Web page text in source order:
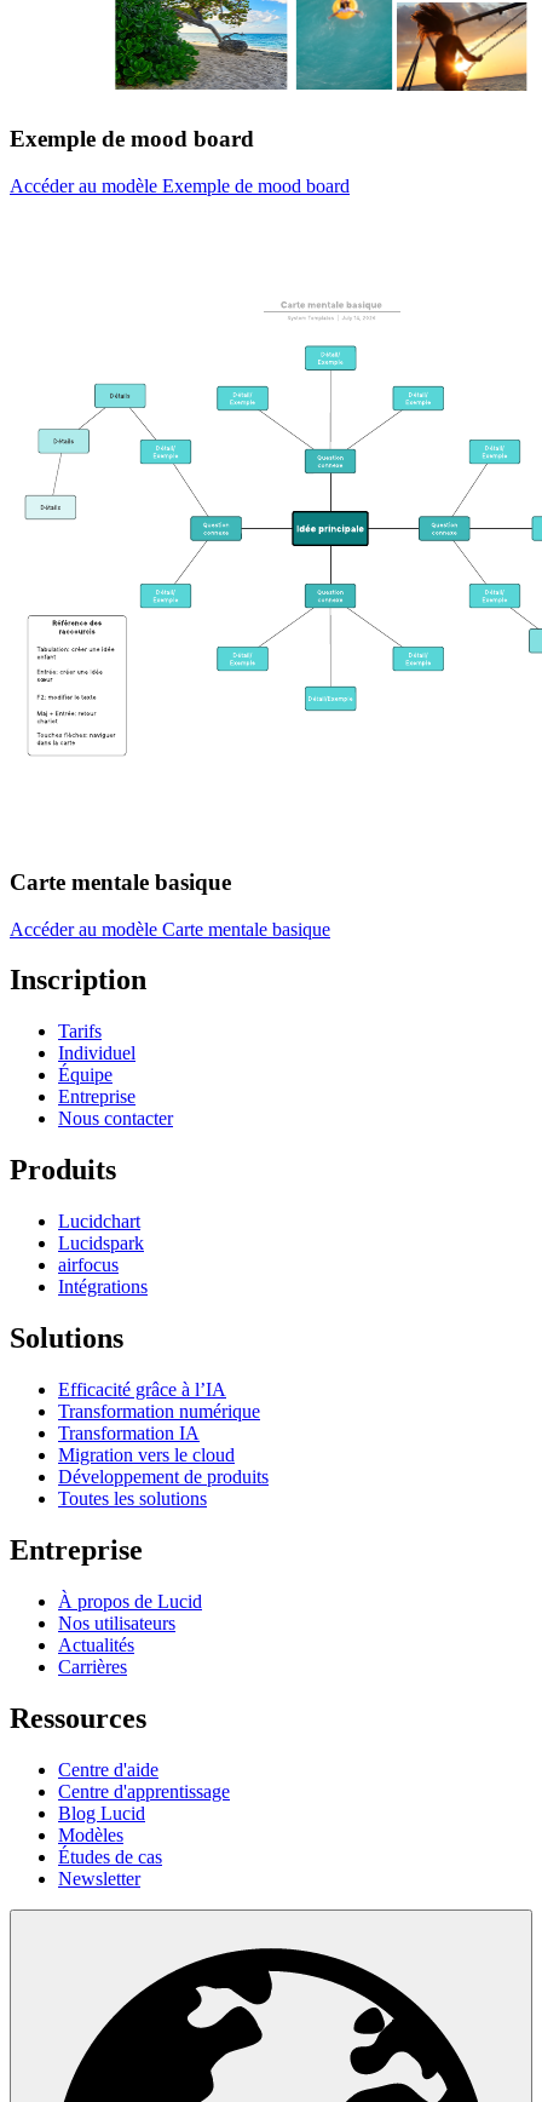
Exemple de mood board
Accéder au modèle Exemple de mood board
Carte mentale basique
Accéder au modèle Carte mentale basique
Inscription
Tarifs
Individuel
Équipe
Entreprise
Nous contacter
Produits
Lucidchart
Lucidspark
airfocus
Intégrations
Solutions
Efficacité grâce à l’IA
Transformation numérique
Transformation IA
Migration vers le cloud
Développement de produits
Toutes les solutions
Entreprise
À propos de Lucid
Nos utilisateurs
Actualités
Carrières
Ressources
Centre d'aide
Centre d'apprentissage
Blog Lucid
Modèles
Études de cas
Newsletter